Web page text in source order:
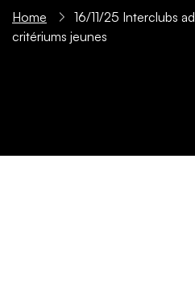
Home
16/11/25 Interclubs
critériums jeunes